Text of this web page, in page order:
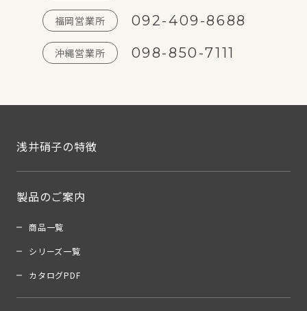
福岡営業所 092-409-8688
沖縄営業所 098-850-7111
浅井硝子の特徴
製品のご案内
商品一覧
シリーズ一覧
カタログPDF